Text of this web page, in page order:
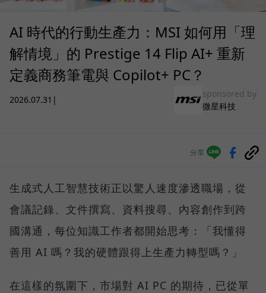
AI 時代的行動生產力：MSI 如何用「理
解情境」的 Prestige 14 Flip AI+ 重新
定義商務筆電與 Copilot+ PC？
2026.07.31 |
sponsored by
微星科技
分享
生成式人工智慧技術正以驚人速度滲透職場，從
會議記錄、文件撰寫、資料搜尋、內容創作到跨
國溝通，每位知識工作者都開始思考：「我懂得
善用 AI 嗎？我的硬體跟得上生產力轉型嗎？」
在這樣的氛圍下，市場對 AI PC 的期待，已從單